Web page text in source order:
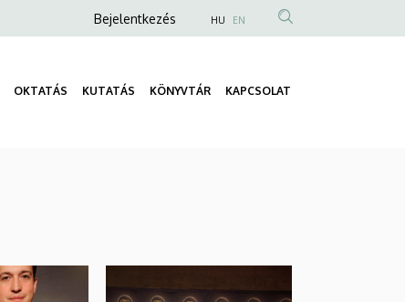
Anonim
menüje
Bejelentkezés HU EN
OKTATÁS KUTATÁS KÖNYVTÁR KAPCSOLAT